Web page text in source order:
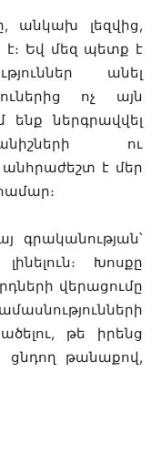
անկախ լեզվից,
Եվ մեզ պետք է
անել
ոչ այն
ներգրավվել
ու
է մեր
գրականության՝
Խոսքը
վերացումը
թե իրենց
ցնդող թանաքով,